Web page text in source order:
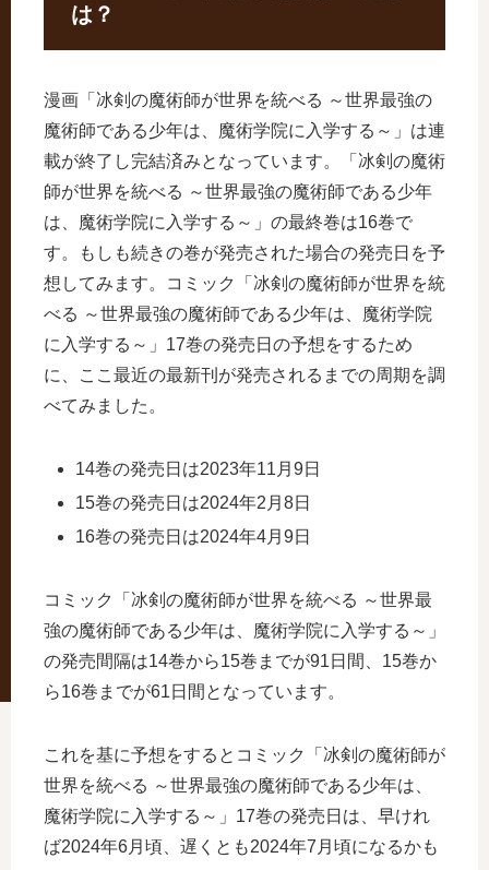
は？
漫画「冰剣の魔術師が世界を統べる ～世界最強の
魔術師である少年は、魔術学院に入学する～」は連
載が終了し完結済みとなっています。「冰剣の魔術
師が世界を統べる ～世界最強の魔術師である少年
は、魔術学院に入学する～」の最終巻は16巻で
す。もしも続きの巻が発売された場合の発売日を予
想してみます。コミック「冰剣の魔術師が世界を統
べる ～世界最強の魔術師である少年は、魔術学院
に入学する～」17巻の発売日の予想をするため
に、ここ最近の最新刊が発売されるまでの周期を調
べてみました。
14巻の発売日は2023年11月9日
15巻の発売日は2024年2月8日
16巻の発売日は2024年4月9日
コミック「冰剣の魔術師が世界を統べる ～世界最
強の魔術師である少年は、魔術学院に入学する～」
の発売間隔は14巻から15巻までが91日間、15巻か
ら16巻までが61日間となっています。
これを基に予想をするとコミック「冰剣の魔術師が
世界を統べる ～世界最強の魔術師である少年は、
魔術学院に入学する～」17巻の発売日は、早けれ
ば2024年6月頃、遅くとも2024年7月頃になるかも